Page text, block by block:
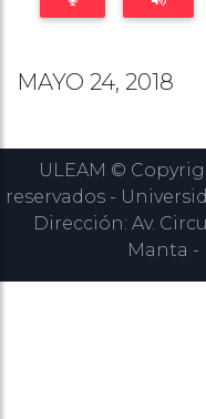
MAYO 24, 2018
ULEAM ©
reservados -
Dirección: Av.
Manta -